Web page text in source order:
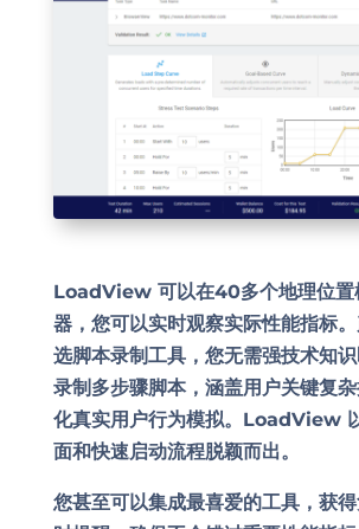
LoadView 可以在40多个地理位置
器，您可以实时观察实际性能指标
选脚本录制工具，您无需强技术知
录制多步骤脚本，涵盖用户关键复
化真实用户行为模拟。LoadView
面和快速启动流程脱颖而出。
您甚至可以集成最喜爱的工具，获